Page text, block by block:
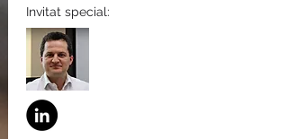
Invitat special: